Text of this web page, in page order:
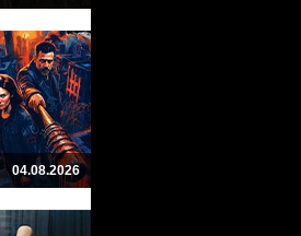
04.08.2026